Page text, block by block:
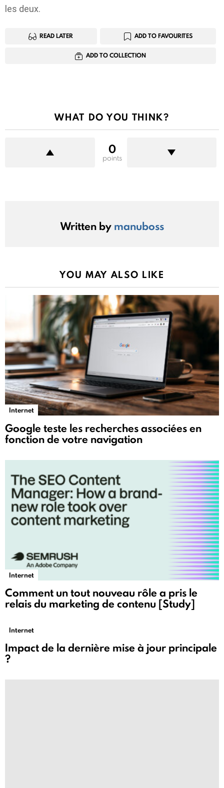
les deux.
READ LATER ADD TO FAVOURITES
ADD TO COLLECTION
WHAT DO YOU THINK?
0
points
Written by manuboss
YOU MAY ALSO LIKE
Internet
Google teste les recherches associées en
fonction de votre navigation
Internet
Comment un tout nouveau rôle a pris le
relais du marketing de contenu [Study]
Internet
Impact de la dernière mise à jour principale
?